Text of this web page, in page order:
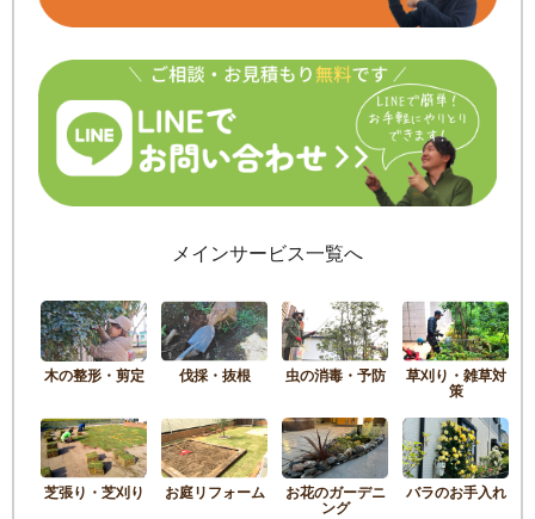
メインサービス一覧へ
木の整形・剪定 伐採・抜根 虫の消毒・予防 草刈り・雑草対
策
芝張り・芝刈り お庭リフォーム お花のガーデニ
ング
バラのお手入れ